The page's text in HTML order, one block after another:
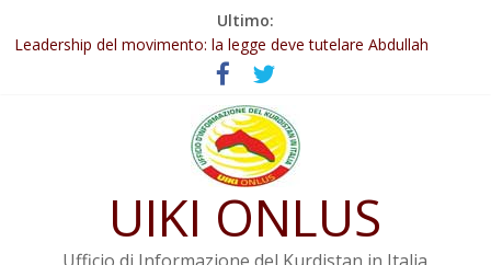
Ultimo:
Abdullah Öcalan: Le legge negativa deve essere trasformata in
legge positiva
Leadership del movimento: la legge deve tutelare Abdullah
Commissione donne del KNK: Şengal è di nuovo sotto minaccia
Non tenere conto della situazione di Rêber Apo ostacolerebbe
Il KNK chiede un’azione internazionale contro i crimini di guerra
UIKI ONLUS